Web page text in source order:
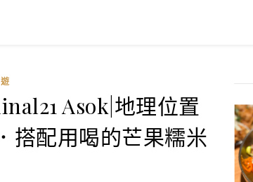
Asok|地理位置
搭配用喝的芒果糯米